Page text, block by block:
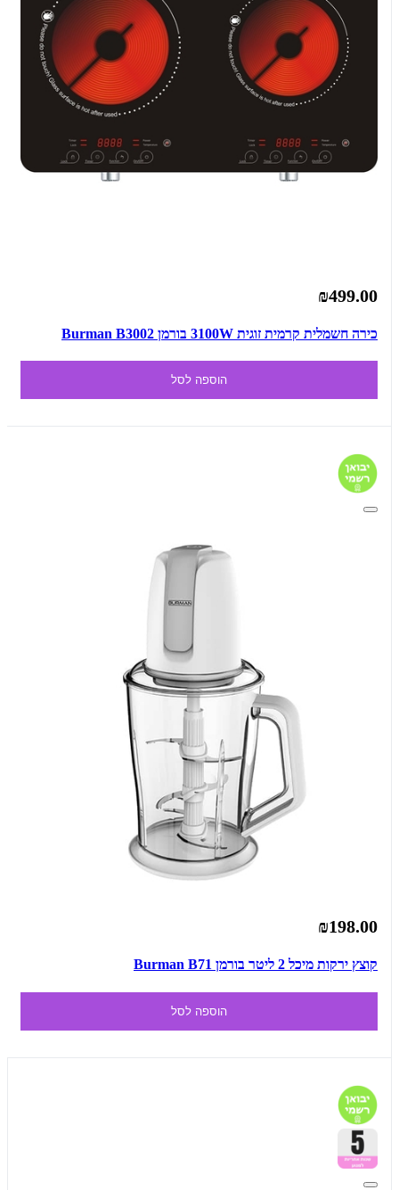
₪499.00
כירה חשמלית קרמית זוגית 3100W בורמן Burman B3002
הוספה לסל
₪198.00
קוצץ ירקות מיכל 2 ליטר בורמן Burman B71
הוספה לסל